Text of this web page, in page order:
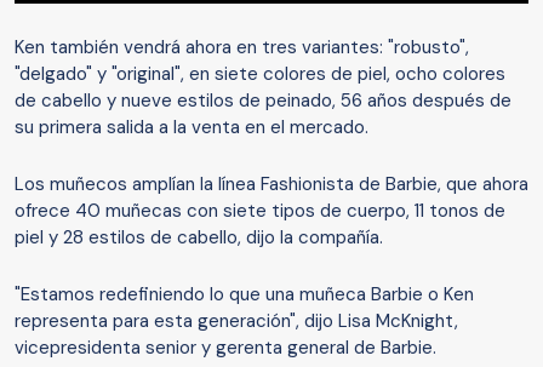
Ken también vendrá ahora en tres variantes: "robusto",
"delgado" y "original", en siete colores de piel, ocho colores
de cabello y nueve estilos de peinado, 56 años después de
su primera salida a la venta en el mercado.
Los muñecos amplían la línea Fashionista de Barbie, que ahora
ofrece 40 muñecas con siete tipos de cuerpo, 11 tonos de
piel y 28 estilos de cabello, dijo la compañía.
"Estamos redefiniendo lo que una muñeca Barbie o Ken
representa para esta generación", dijo Lisa McKnight,
vicepresidenta senior y gerenta general de Barbie.